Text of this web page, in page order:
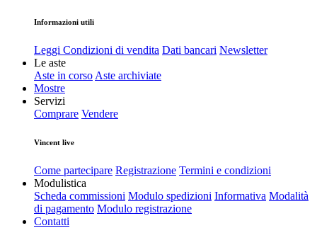
Informazioni utili
Leggi Condizioni di vendita Dati bancari Newsletter
Le aste
Aste in corso Aste archiviate
Mostre
Servizi
Comprare Vendere
Vincent live
Come partecipare Registrazione Termini e condizioni
Modulistica
Scheda commissioni Modulo spedizioni Informativa Modalità
di pagamento Modulo registrazione
Contatti